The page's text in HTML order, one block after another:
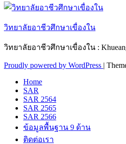
วิทยาลัยอาชีวศึกษาเขื่องใน
วิทยาลัยอาชีวศึกษาเขื่องใน :
Proudly powered by WordPress |
Home
SAR
SAR 2564
SAR 2565
SAR 2566
ข้อมูลพื้นฐาน 9 ด้าน
ติดต่อเรา